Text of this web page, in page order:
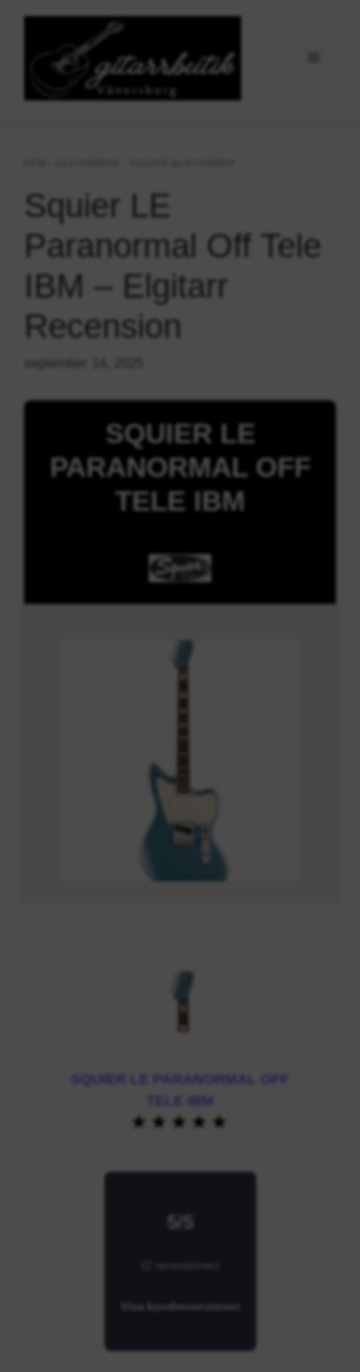
Squier LE
Paranormal Off Tele
IBM – Elgitarr
Recension
SQUIER LE
PARANORMAL OFF
TELE IBM
SQUIER LE PARANORMAL OFF
TELE IBM
5/5
Visa kundrecensioner